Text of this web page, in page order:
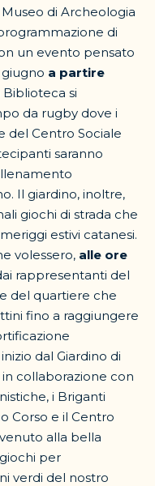
di Archeologia
di
un evento pensato
a partire
Biblioteca si
da rugby dove i
del Centro Sociale
saranno
Il giardino, inoltre,
giochi di strada che
estivi catanesi.
volessero, alle ore
rappresentanti del
del quartiere che
fino a raggiungere
dal Giardino di
collaborazione con
i Briganti
Corso e il Centro
alla bella
per
verdi del nostro